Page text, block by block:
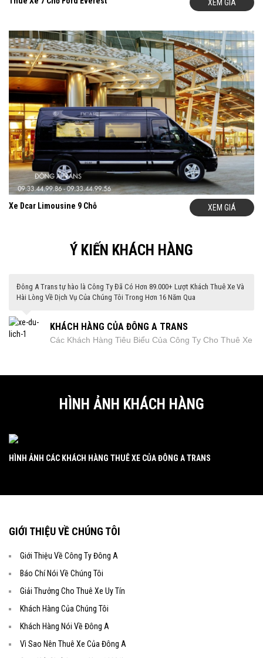
hàng ngàn khách hàng sử dụng và hài lòng trong 16 năm qua.
-Vì Sao 89.000 Khách Hàng Thuê Xe Và Hài Lòng Về Dịch Vụ
Của Đông A
- Các Khách Hàng Tiêu Biểu Đã Thuê Xe Tại Đông A Trans
- Hình Ảnh Các Khách Đã Thuê Xe Của Đông A Trans
- Ý Kiến Của Các Khách Hàng Đã Thuê Xe Của Đông A Trans
- Truyền Thông – Báo Chí nói về Đông A Trans
Thông Tin Hữu Ích Nên Tham Khảo
-Các Loại Xe Đông A Cho Thuê
- Chính Sách Cam Kết Về Chất Lượng Xe Của Đông A
- Chính Sách Cam Kết Giá Thuê Xe Tốt Nhất Của Đông A
- Chính Sách Cam Kết Về Chất Lượng Xe Của Đông A
- Thủ Tục Ký Hợp Đồng Thuê Xe Tại Đông A
- Câu Hỏi Thưởng Gặp Khi Thuê Xe
Quý khách có thể xem thêm các loại xe và các dịch vụ cho thuê
xe trên hệ thống website của chúng Tôi hoặc liên hệ với số
Chúng Tôi không ngừng nỗ lực hết mình để mang đến chất lượng
và dịch vụ cho thuê xe tốt nhất tới khách hàng. Mọi thông tin chi
O NG ATRANS
– Địa Chỉ Cho Thuê Xe Uy Tín Chuyên
Nghiệp Tại Hà Nội
S ales: 0162.884.8888 – 0162.665.9999 (24/7)
el: 04.62.55.99.55 (8h00 – 17h00)
XEM GIÁ
Xe Dcar Limousine 9 Chỗ XEM GIÁ
Ý KIẾN KHÁCH HÀNG
Đông A Trans tự hào là Công Ty Đã Có Hơn 89.000+ Lượt Khách Thuê Xe Và
Hài Lòng Về Dịch Vụ Của Chúng Tôi Trong Hơn 16 Năm Qua
KHÁCH HÀNG CỦA ĐÔNG A TRANS
Các Khách Hàng Tiêu Biểu Của Công Ty Cho Thuê Xe
HÌNH ẢNH KHÁCH HÀNG
HÌNH ẢNH CÁC KHÁCH HÀNG THUÊ XE CỦA ĐÔNG A TRANS
GIỚI THIỆU VỀ CHÚNG TÔI
Giới Thiệu Về Công Ty Đông A
Báo Chí Nói Về Chúng Tôi
Giải Thưởng Cho Thuê Xe Uy Tín
Khách Hàng Của Chúng Tôi
Khách Hàng Nói Về Đông A
Vì Sao Nên Thuê Xe Của Đông A